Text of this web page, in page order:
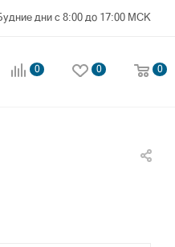
дни с 8:00 до 17:00 МСК
0 0 0